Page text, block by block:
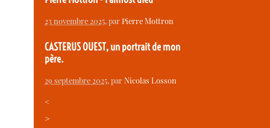
23 novembre 2025, parPierre Mottron
CASTERUS OUEST, un portrait de mon
père.
29 septembre 2025, parNicolas Losson
<
>